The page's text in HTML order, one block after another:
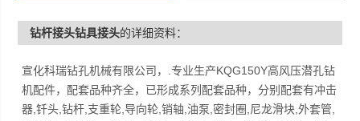
盖，下滑轮轴，下滑轮轴套，轴端盖，长套，滑轮轴，双
轮，行走轮架，轴承环，后滑轮轴，履带涨紧装置，黄油
嘴，往复杆，电动卷扬，主钻杆，导管提引器，上送杆
器，臂支座，下送杆器，送杆臂，臂支座，吊车，缷杆
钻杆接头钻具接头的详细资料：
宣化科瑞钻孔机械有限公司，.专业生产KQG150Y高风压潜孔钻
机配件，配套品种齐全，已形成系列配套品种，分别配套有冲击
器,钎头,钻杆,支重轮,导向轮,销轴,油泵,密封圈,尼龙滑块,外套管,